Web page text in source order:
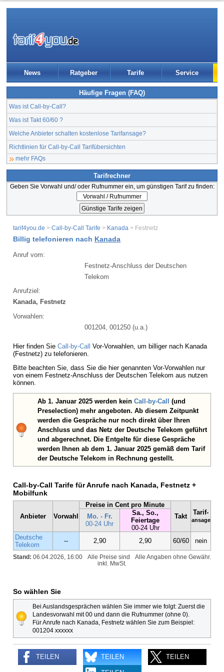
News Ratgeber Tarife Service
Häufige Fragen (FAQ)
Was ist Call-by-Call?
Was ist Takt 60/60 ?
Welche Anbieter schalten kostenlose Tarifansage?
Richtlinien für Call-by-Call Tarifübersichten
mehr FAQs
Tarifrechner
Geben Sie Vorwahl und/ oder Rufnummer ein, um günstigen Tarif zu finden:
tarif4you.de > Call-by-Call Tarife > Kanada > Festnetz
Billig telefonieren nach Kanada
Anruf vom:
Festnetz-Anschluss der Deutschen
Telekom
Anrufziel:
Kanada, Festnetz
Vorwahlen:
001204, 001250 (u.a.)
Hier finden Sie Call-by-Call Vor-Vorwahlen, um billiger nach Kanada
(Festnetz) zu telefonieren.
Bitte beachten Sie, dass Sie die hier genannten Vor-Vorwahlen nur
von einem Festnetz-Anschluss der Deutschen Telekom aus nutzen
können.
Ab 1. Januar 2025 werden kein Call-by-Call
(und
Preselection) mehr angeboten. Ab diesem Zeitpunkt
werden die Gespräche nur noch direkt über Ihren
Anschluss und das Netz der Deutsche Telekom geführt
und abgerechnet. Die Entgelte für diese Gespräche
werden Ihnen ab dem 1. Januar 2025 gemäß dem Tarif
der Deutsche Telekom in Rechnung gestellt.
Call-by-Call Tarife für Anrufe nach Kanada, Festnetz +
Mobilfunk
Anbieter Vorwahl
Preise in Cent pro Minute
Takt
Tarif-
ansage
Mo. - Fr.
00-24 Uhr
Sa., So.,
Feiertage
00-24 Uhr
Deutsche
Telekom
-- 2,90 2,90 60/60 nein
Stand: 06.04.2026, 16:00 Alle Angaben ohne Gewähr.
Alle Preise sind
inkl. MwSt.
So wählen Sie
Bei Auslandsgesprächen wählen Sie immer wie folgt: Zuerst die
Landesvorwahl mit 00 und dann die Rufnummer (ohne 0).
Für Anrufe nach Kanada, Festnetz wählen Sie zum Beispiel:
001204 xxxxxx
TEILEN TEILEN TEILEN